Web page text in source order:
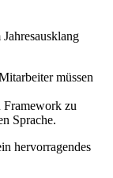
müssen
Framework zu
Sprache.
hervorragendes